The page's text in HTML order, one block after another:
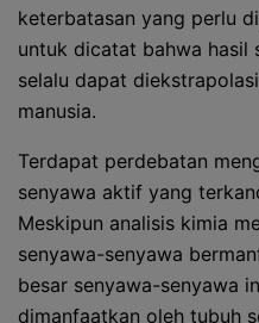
keterbatasan yang perlu
untuk dicatat bahwa hasil
selalu dapat
manusia.
Terdapat perdebatan
senyawa aktif yang
Meskipun analisis kimia
senyawa-senyawa
besar senyawa-senyawa
dimanfaatkan oleh tubuh